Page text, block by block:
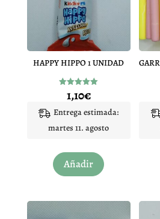
HAPPY HIPPO 1 UNIDAD
Valorado
con
de 5
1,10€
Entrega estimada:
martes 11. agosto
Añadir